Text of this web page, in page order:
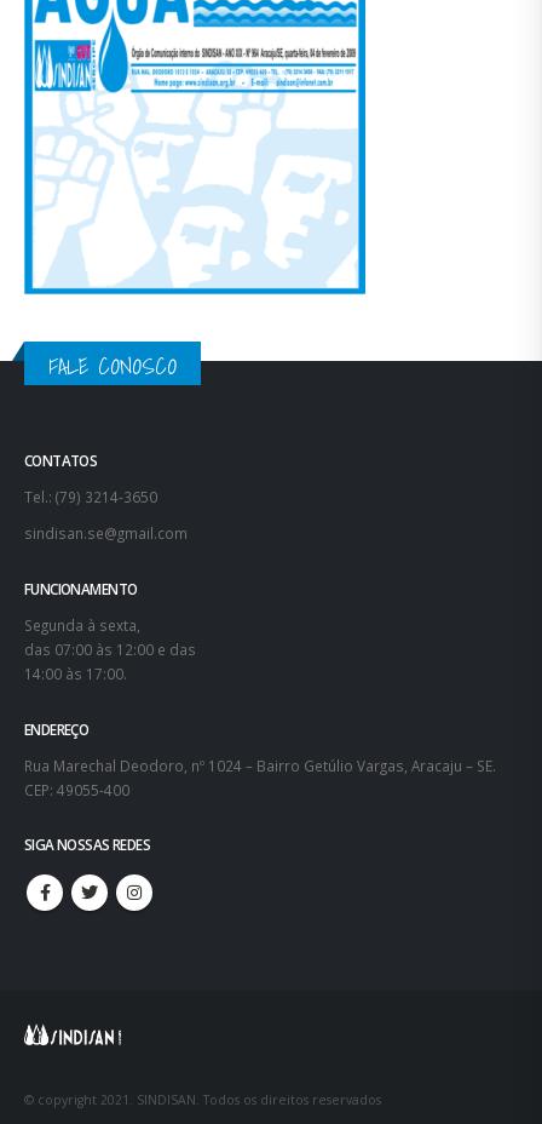
FALE CONOSCO
CONTATOS
Tel.: (79) 3214-3650
sindisan.se@gmail.com
FUNCIONAMENTO
14:00 às 17:00.
Rua Marechal Deodoro, nº 1024 – Bairro Getúlio Vargas, Aracaju – SE.
CEP: 49055-400
SIGA NOSSAS REDES
© copyright 2021. SINDISAN. Todos os direitos reservados